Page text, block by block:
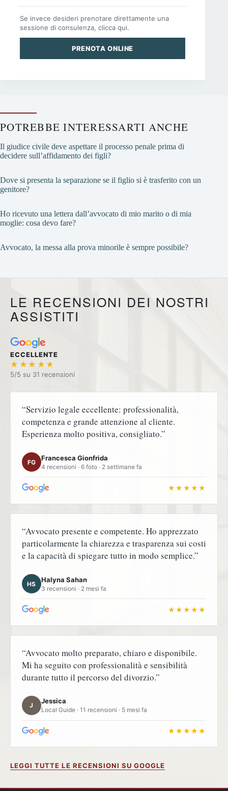
Se invece desideri prenotare direttamente una
sessione di consulenza, clicca qui.
PRENOTA ONLINE
POTREBBE INTERESSARTI ANCHE
Il giudice civile deve aspettare il processo penale prima di
decidere sull’affidamento dei figli?
Dove si presenta la separazione se il figlio si è trasferito con un
genitore?
Ho ricevuto una lettera dall’avvocato di mio marito o di mia
moglie: cosa devo fare?
Avvocato, la messa alla prova minorile è sempre possibile?
LE RECENSIONI DEI NOSTRI
ASSISTITI
ECCELLENTE
★★★★★
5/5 su
“Servizio legale eccellente: professionalità,
competenza e grande attenzione al cliente.
Esperienza molto positiva, consigliato.”
FG
Francesca Gionfrida
4 recensioni · 6 foto · 2 settimane fa
★★★★★
“Avvocato presente e competente. Ho apprezzato
particolarmente la chiarezza e trasparenza sui costi
e la capacità di spiegare tutto in modo semplice.”
HS
Halyna Sahan
3 recensioni · 2 mesi fa
★★★★★
“Avvocato molto preparato, chiaro e disponibile.
Mi ha seguito con professionalità e sensibilità
durante tutto il percorso del divorzio.”
J
Jessica
Local Guide · 11 recensioni · 5 mesi fa
★★★★★
LEGGI TUTTE LE RECENSIONI SU GOOGLE